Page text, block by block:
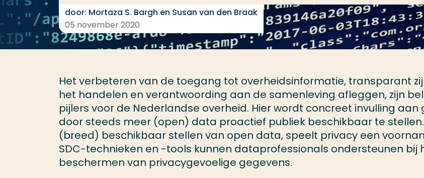
door: Mortaza S. Bargh en Susan van den Braak
05 november 2020
Het verbeteren van de toegang tot overheidsinformatie, transparant
het handelen en verantwoording aan de samenleving afleggen, zijn
pijlers voor de Nederlandse overheid. Hier wordt concreet invulling aan
door steeds meer (open) data proactief publiek beschikbaar te
(breed) beschikbaar stellen van open data, speelt privacy een
SDC-technieken en -tools kunnen dataprofessionals ondersteunen bij
beschermen van privacygevoelige gegevens.